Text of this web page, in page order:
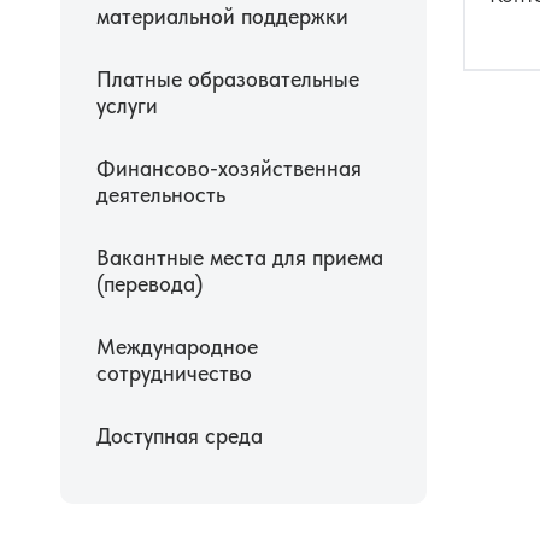
материальной поддержки
Платные образовательные
услуги
Финансово-хозяйственная
деятельность
Вакантные места для приема
(перевода)
Международное
сотрудничество
Доступная среда